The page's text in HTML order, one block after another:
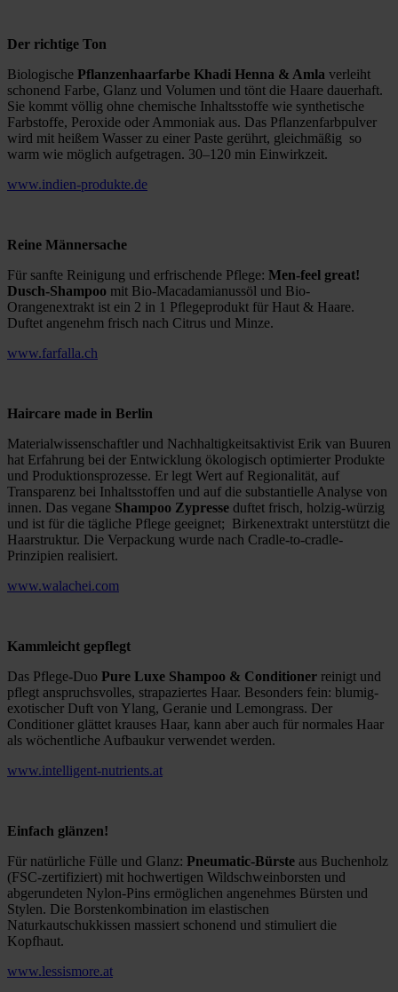
Der richtige Ton
Biologische Pflanzenhaarfarbe Khadi Henna & Amla verleiht
schonend Farbe, Glanz und Volumen und tönt die Haare dauerhaft.
Sie kommt völlig ohne chemische Inhaltsstoffe wie synthetische
Farbstoffe, Peroxide oder Ammoniak aus. Das Pflanzenfarbpulver
wird mit heißem Wasser zu einer Paste gerührt, gleichmäßig so
warm wie möglich aufgetragen. 30–120 min Einwirkzeit.
www.indien-produkte.de
Reine Männersache
Für sanfte Reinigung und erfrischende Pflege: Men-feel great!
Dusch-Shampoo mit Bio-Macadamianussöl und Bio-
Orangenextrakt ist ein 2 in 1 Pflegeprodukt für Haut & Haare.
Duftet angenehm frisch nach Citrus und Minze.
www.farfalla.ch
Haircare made in Berlin
Materialwissenschaftler und Nachhaltigkeitsaktivist Erik van Buuren
hat Erfahrung bei der Entwicklung ökologisch optimierter Produkte
und Produktionsprozesse. Er legt Wert auf Regionalität, auf
Transparenz bei Inhaltsstoffen und auf die substantielle Analyse von
innen. Das vegane Shampoo Zypresse duftet frisch, holzig-würzig
und ist für die tägliche Pflege geeignet; Birkenextrakt unterstützt die
Haarstruktur. Die Verpackung wurde nach Cradle-to-cradle-
Prinzipien realisiert.
www.walachei.com
Kammleicht gepflegt
Das Pflege-Duo Pure Luxe Shampoo & Conditioner reinigt und
pflegt anspruchsvolles, strapaziertes Haar. Besonders fein: blumig-
exotischer Duft von Ylang, Geranie und Lemongrass. Der
Conditioner glättet krauses Haar, kann aber auch für normales Haar
als wöchentliche Aufbaukur verwendet werden.
www.intelligent-nutrients.at
Einfach glänzen!
Für natürliche Fülle und Glanz: Pneumatic-Bürste aus Buchenholz
(FSC-zertifiziert) mit hochwertigen Wildschweinborsten und
abgerundeten Nylon-Pins ermöglichen angenehmes Bürsten und
Stylen. Die Borstenkombination im elastischen
Naturkautschukkissen massiert schonend und stimuliert die
Kopfhaut.
www.lessismore.at